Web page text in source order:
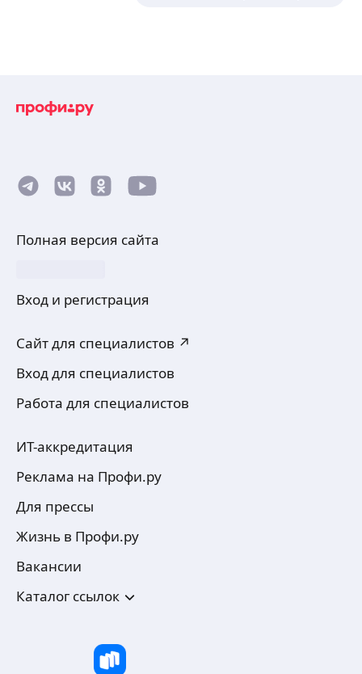
Полная версия сайта
Вход и регистрация
Сайт для специалистов ↗
Вход для специалистов
Работа для специалистов
ИТ-аккредитация
Реклама на Профи.ру
Для прессы
Жизнь в Профи.ру
Вакансии
Каталог ссылок